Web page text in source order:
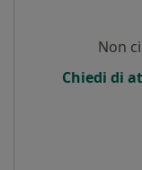
Non
Chiedi di